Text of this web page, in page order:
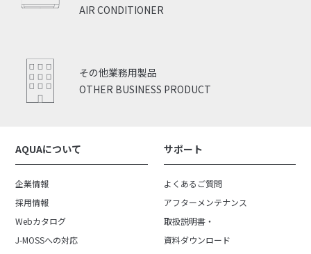
AIR CONDITIONER
OTHER BUSINESS PRODUCT
その他業務用製品
AQUAについて
企業情報
採用情報
Webカタログ
J-MOSSへの対応
サポート
よくあるご質問
アフターメンテナンス
取扱説明書・
資料ダウンロード